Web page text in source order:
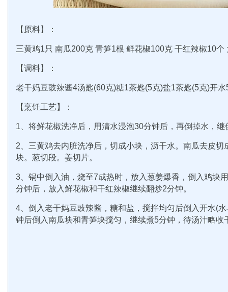
【原料】：
三黄鸡1只 南瓜200克 青笋1根 鲜花椒100克 干红辣椒10个
【调料】：
老干妈豆豉辣酱4汤匙(60克)糖1茶匙(5克)盐1茶匙(5克)开水
【烹饪工艺】：
1、将鲜花椒洗净后，用清水浸泡30分钟后，再倒掉水，
2、三黄鸡去内脏洗净后，切成小块，沥干水。南瓜去皮切
块。葱切段。姜切片。
3、锅中倒入油，烧至7成热时，放入葱姜爆香，倒入鸡块
分钟后，放入鲜花椒和干红辣椒继续翻炒2分钟。
4、倒入老干妈豆豉辣酱，糖和盐，搅拌均匀后倒入开水(
钟后倒入南瓜块和青笋块搅匀，继续煮5分钟，待汤汁略收